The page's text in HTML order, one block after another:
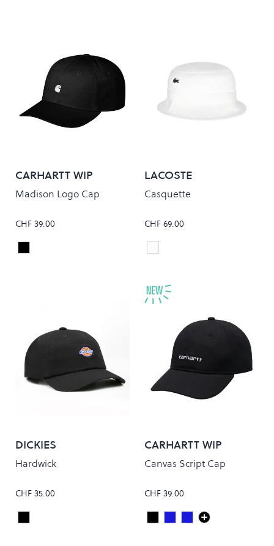
CARHARTT WIP
Madison Logo Cap
CHF 39.00
Colour
Black/White
LACOSTE
Casquette
CHF 69.00
Colour
Blanc
DICKIES
Hardwick
CHF 35.00
Colour
Black
CARHARTT WIP
Canvas Script Cap
CHF 39.00
Colour
Black/White
JUPITER/WHITE
DEEP NIGHT/